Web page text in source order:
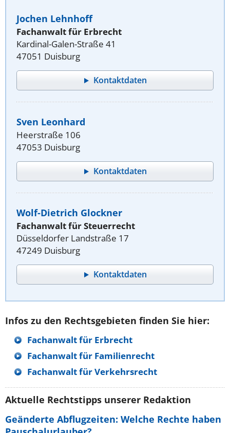
Jochen Lehnhoff
Fachanwalt für Erbrecht
Kardinal-Galen-Straße 41
47051 Duisburg
Kontaktdaten
Sven Leonhard
Heerstraße 106
47053 Duisburg
Kontaktdaten
Wolf-Dietrich Glockner
Fachanwalt für Steuerrecht
Düsseldorfer Landstraße 17
47249 Duisburg
Kontaktdaten
Infos zu den Rechtsgebieten finden Sie hier:
Fachanwalt für Erbrecht
Fachanwalt für Familienrecht
Fachanwalt für Verkehrsrecht
Aktuelle Rechtstipps unserer Redaktion
Geänderte Abflugzeiten: Welche Rechte haben